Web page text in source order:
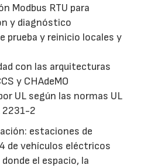
Modbus RTU para
y diagnóstico
prueba y reinicio locales y
con las arquitecturas
y CHAdeMO
UL según las normas UL
2231-2
estaciones de
de vehículos eléctricos
el espacio, la